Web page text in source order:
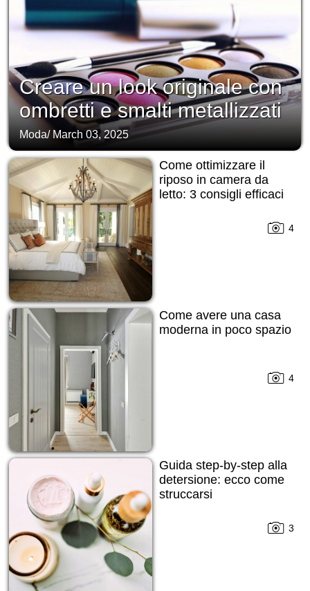
Creare un look originale con
ombretti e smalti metallizzati
Moda/ March 03, 2025
Come ottimizzare il
riposo in camera da
letto: 3 consigli efficaci
4
Come avere una casa
moderna in poco spazio
4
Guida step-by-step alla
detersione: ecco come
struccarsi
3